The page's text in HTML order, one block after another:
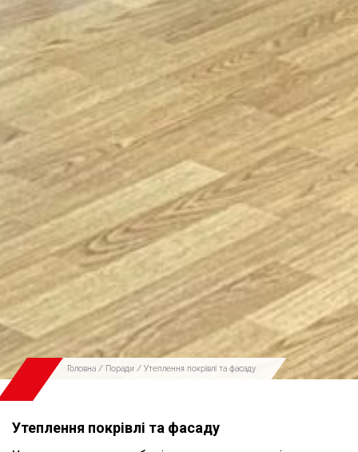
Головна / Поради / Утеплення покрівлі та фасаду
Утеплення покрівлі та фасаду